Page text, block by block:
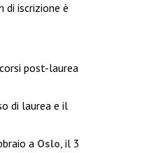
di iscrizione è
post-laurea
di laurea e il
a Oslo, il 3